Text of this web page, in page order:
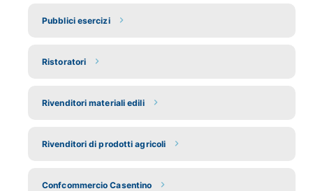
Pubblici esercizi
Ristoratori
Rivenditori materiali edili
Rivenditori di prodotti agricoli
Confcommercio Casentino